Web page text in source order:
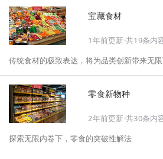
将以“创新产品”透视“未来机会”，以全球视
拆解年度标杆的增长逻辑与谋篇布局，深挖
养”“清洁标签”等热门赛道的爆品基因，从趋
机会、企业战略布局以及渠道变革等，为行
宝藏食材
1年前更新·共19条内
传统食材的极致表达，将为品类创新带来无限
零食新物种
2年前更新·共30条内
探索无限内卷下，零食的突破性解法